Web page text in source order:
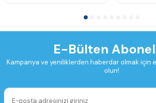
E-Bülten
Kampanya ve yeniliklerden haberdar olmak için
olun!